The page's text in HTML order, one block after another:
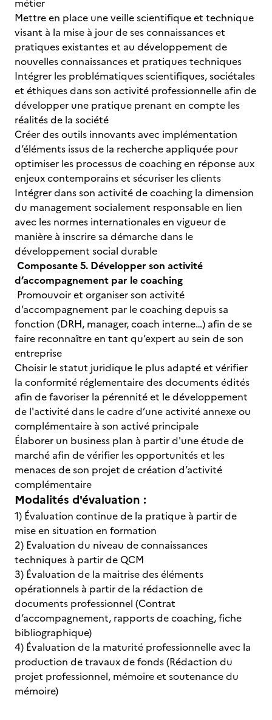
métier
Mettre en place une veille scientifique et technique
visant à la mise à jour de ses connaissances et
pratiques existantes et au développement de
nouvelles connaissances et pratiques techniques
Intégrer les problématiques scientifiques, sociétales
et éthiques dans son activité professionnelle afin de
développer une pratique prenant en compte les
réalités de la société
Créer des outils innovants avec implémentation
d’éléments issus de la recherche appliquée pour
optimiser les processus de coaching en réponse aux
enjeux contemporains et sécuriser les clients
Intégrer dans son activité de coaching la dimension
du management socialement responsable en lien
avec les normes internationales en vigueur de
manière à inscrire sa démarche dans le
développement social durable
Composante 5. Développer son activité
d’accompagnement par le coaching
Promouvoir et organiser son activité
d’accompagnement par le coaching depuis sa
fonction (DRH, manager, coach interne…) afin de se
faire reconnaître en tant qu’expert au sein de son
entreprise
Choisir le statut juridique le plus adapté et vérifier
la conformité réglementaire des documents édités
afin de favoriser la pérennité et le développement
de l'activité dans le cadre d’une activité annexe ou
complémentaire à son activé principale
Élaborer un business plan à partir d'une étude de
marché afin de vérifier les opportunités et les
menaces de son projet de création d’activité
complémentaire
Modalités d'évaluation :
1) Évaluation continue de la pratique à partir de
mise en situation en formation
2) Evaluation du niveau de connaissances
techniques à partir de QCM
3) Évaluation de la maitrise des éléments
opérationnels à partir de la rédaction de
documents professionnel (Contrat
d’accompagnement, rapports de coaching, fiche
bibliographique)
4) Évaluation de la maturité professionnelle avec la
production de travaux de fonds (Rédaction du
projet professionnel, mémoire et soutenance du
mémoire)